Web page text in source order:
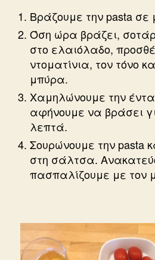
Βράζουμε την pasta σε
Όση ώρα βράζει,
στο ελαιόλαδο,
ντοματίνια, τον τόνο
μπύρα.
Χαμηλώνουμε την
αφήνουμε να βράσει
λεπτά.
Σουρώνουμε την pasta
στη σάλτσα.
πασπαλίζουμε με τον